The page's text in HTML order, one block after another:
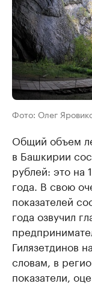
Фото: Олег
Общий объем
в Башкирии
рублей: это на
года. В свою
показателей
года озвучил
Гилязетдинов
словам, в
показатели,